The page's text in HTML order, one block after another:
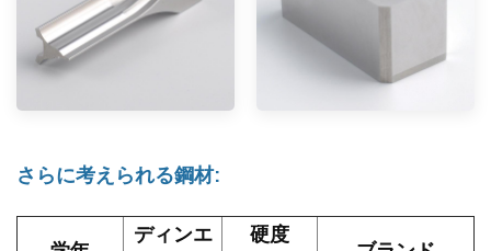
さらに考えられる鋼材:
ディンエ 硬度